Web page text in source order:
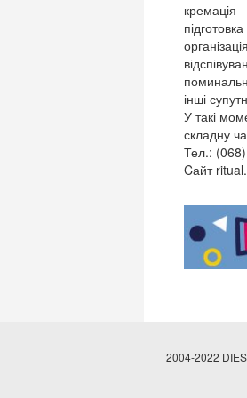
кремація
інші
У такі
складну
Тел.:
Cайт
2004-2022